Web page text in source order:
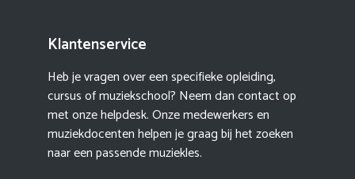
Klantenservice
Heb je vragen over een specifieke opleiding,
cursus of muziekschool? Neem dan contact op
met onze helpdesk. Onze medewerkers en
muziekdocenten helpen je graag bij het zoeken
naar een passende muziekles.